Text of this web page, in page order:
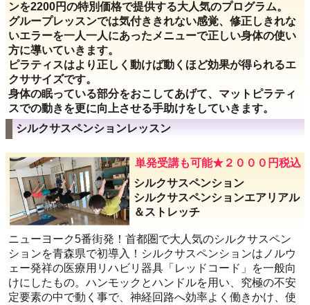
ンを2200円の特別価格で提供する大人気のプログラム。
グループレッスンでは気付ききれない感覚、修正しきれな
いエラーを一人一人にあったメニューで正しい身体の使い
方に導いていきます。
ピラティスはより正しく動けば動くほど効果が得られるエ
クササイズです。
身体の眠っている部分をおこしてあげて、マットピラティ
スでの動きを更に向上させる手助けをしていきます。
シルクサスペンションレッスン
単発受講も可能★２０００円税込
シルクサスペンション
シルクサスペンションエアリアル
＆ストレッチ
ニューヨーク5番街発！首都圏で大人気のシルクサスペン
ションを青森県で初導入！シルクサスペンションはノルウ
ェー発祥の医療用リハビリ器具「レッドコード」を一般向
けにしたもの。ハンモックとハンドルを用い、究極の不安
定要素の中で動く事で、神経回路へ効率よく働きかけ、使